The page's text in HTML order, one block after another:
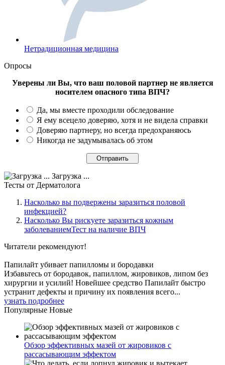
Нетрадиционная медицина
Опросы
Уверены ли Вы, что ваш половой партнер не является
носителем опасного типа ВПЧ?
Да, мы вместе проходили обследование
Я ему всецело доверяю, хотя и не видела справки
Доверяю партнеру, но всегда предохраняюсь
Никогда не задумывалась об этом
Загрузка ...
Тесты от Дерматолога
Насколько вы подвержены заразиться половой
инфекцией?
Насколько Вы рискуете заразиться кожным
заболеваниемТест на наличие ВПЧ
Читатели рекомендуют!
Папилайт убивает папилломы и бородавки
Избавьтесь от бородавок, папиллом, жировиков, липом без
хирургии и усилий! Новейшее средство Папилайт быстро
устранит дефекты и причину их появления всего...
узнать подробнее
Популярные Новые
Обзор эффективных мазей от жировиков с
рассасывающим эффектом